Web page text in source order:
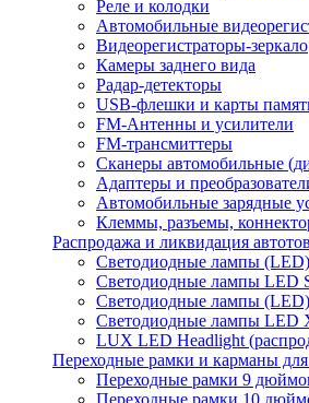
Реле и колодки
Автомобильные
Видеорегистраторы-зеркало
Камеры заднего вида
Радар-детекторы
USB-флешки и карты
FM-Антенны и усилители
FM-трансмиттеры
Сканеры автомобильные
Адаптеры и
Автомобильные зарядные
Клеммы, разъемы,
Распродажа и ликвидация
Светодиодные лампы
Светодиодные лампы LED
Светодиодные лампы
Светодиодные лампы LED
LUX LED Headlight
Переходные рамки и карманы
Переходные рамки 9
Переходные рамки 10